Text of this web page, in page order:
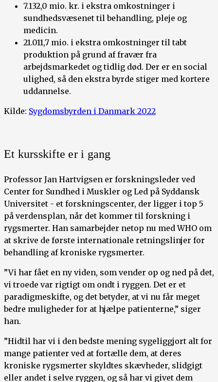
7.132,0 mio. kr. i ekstra omkostninger i
sundhedsvæsenet til behandling, pleje og
medicin.
21.011,7 mio. i ekstra omkostninger til tabt
produktion på grund af fravær fra
arbejdsmarkedet og tidlig død. Der er en social
ulighed, så den ekstra byrde stiger med kortere
uddannelse.
Kilde: Sygdomsbyrden i Danmark 2022
Et kursskifte er i gang
Professor Jan Hartvigsen er forskningsleder ved
Center for Sundhed i Muskler og Led på Syddansk
Universitet - et forskningscenter, der ligger i top 5
på verdensplan, når det kommer til forskning i
rygsmerter. Han samarbejder netop nu med WHO om
at skrive de første internationale retningslinjer for
behandling af kroniske rygsmerter.
”Vi har fået en ny viden, som vender op og ned på det,
vi troede var rigtigt om ondt i ryggen. Det er et
paradigmeskifte, og det betyder, at vi nu får meget
bedre muligheder for at hjælpe patienterne,” siger
han.
”Hidtil har vi i den bedste mening sygeliggjort alt for
mange patienter ved at fortælle dem, at deres
kroniske rygsmerter skyldtes skævheder, slidgigt
eller andet i selve ryggen, og så har vi givet dem